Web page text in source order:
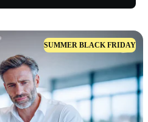
SUMMER BLACK FRIDAY